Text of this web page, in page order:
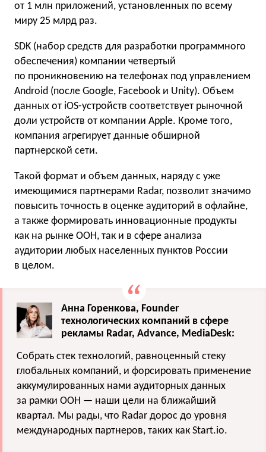
от 1 млн приложений, установленных по всему
миру 25 млрд раз.
SDK (набор средств для разработки программного
обеспечения) компании четвертый
по проникновению на телефонах под управлением
Android (после Google, Facebook и Unity). Объем
данных от iOS-устройств соответствует рыночной
доли устройств от компании Apple. Кроме того,
компания агрегирует данные обширной
партнерской сети.
Такой формат и объем данных, наряду с уже
имеющимися партнерами Radar, позволит значимо
повысить точность в оценке аудиторий в офлайне,
а также формировать инновационные продукты
как на рынке ООН, так и в сфере анализа
аудитории любых населенных пунктов России
в целом.
Анна Горенкова, Founder
технологических компаний в сфере
рекламы Radar, Advance, MediaDesk:
Собрать стек технологий, равноценный стеку
глобальных компаний, и форсировать применение
аккумулированных нами аудиторных данных
за рамки OOH — наши цели на ближайший
квартал. Мы рады, что Radar дорос до уровня
международных партнеров, таких как Start.io.